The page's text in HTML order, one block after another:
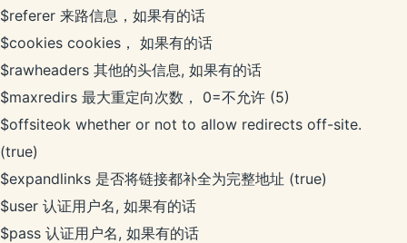
$referer 来路信息，如果有的话
$cookies cookies， 如果有的话
$rawheaders 其他的头信息, 如果有的话
$maxredirs 最大重定向次数， 0=不允许 (5)
$offsiteok whether or not to allow redirects off-site.
(true)
$expandlinks 是否将链接都补全为完整地址 (true)
$user 认证用户名, 如果有的话
$pass 认证用户名, 如果有的话